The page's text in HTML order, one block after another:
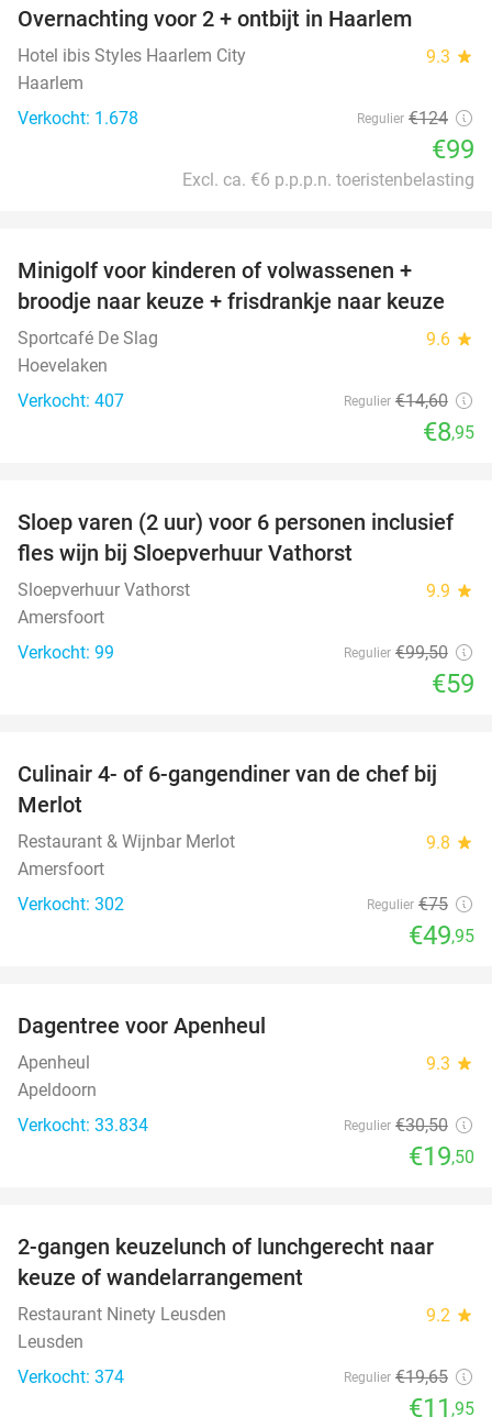
Overnachting voor 2 + ontbijt in Haarlem
Hotel ibis Styles Haarlem City 9.3 star
Haarlem
Verkocht: 1.678
Regulier €124
€99
Excl. ca. €6 p.p.p.n. toeristenbelasting
Minigolf voor kinderen of volwassenen +
broodje naar keuze + frisdrankje naar keuze
Sportcafé De Slag 9.6 star
Hoevelaken
Verkocht: 407
Regulier €14,60
€8,95
41%
Sloep varen (2 uur) voor 6 personen inclusief
fles wijn bij Sloepverhuur Vathorst
Sloepverhuur Vathorst 9.9 star
Amersfoort
Verkocht: 99
Regulier €99,50
€59
33%
Culinair 4- of 6-gangendiner van de chef bij
Merlot
Restaurant & Wijnbar Merlot 9.8 star
Amersfoort
Verkocht: 302
Regulier €75
€49,95
Dagentree voor Apenheul
Apenheul 9.3 star
Apeldoorn
Verkocht: 33.834
Regulier €30,50
€19,50
39%
2-gangen keuzelunch of lunchgerecht naar
keuze of wandelarrangement
Restaurant Ninety Leusden 9.2 star
Leusden
Verkocht: 374
Regulier €19,65
€11 ,95